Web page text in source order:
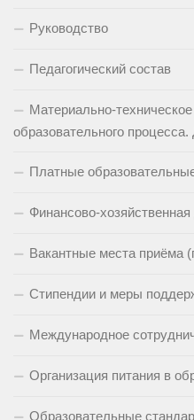
Руководство
Педагогический состав
Материально-
образовательного
Платные
Финансово-
Вакантные места приёма
Стипендии и меры
Международное
Организация питания в
Образовательные